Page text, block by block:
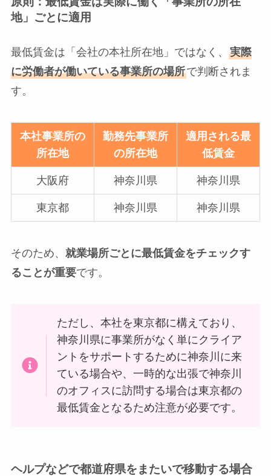
地」ごとに適用
最低賃金は「会社の本社所在地」ではなく、 実際
に労働者が働いている事業所の場所で判断されま
す。
本社事業所の
所在地
勤務先事業所
の所在地
適用される最
低賃金
大阪府 神奈川県 神奈川県
東京都 神奈川県 神奈川県
そのため、 就業場所ごとに最低賃金をチェックす
ることが重要です。
ただし、本社を東京都に構えており、
神奈川県に事業所がなく単にクライア
ントをサポートするために神奈川に来
ている場合や、一時的な出張で神奈川
のオフィスに訪問する場合は東京都の
最低賃金となるため注意が必要です。
ヘルプなどで都道府県をまたいで移動する場合